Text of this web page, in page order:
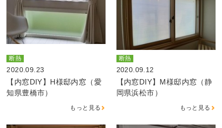
断熱
2020.09.23
【内窓DIY】H様邸内窓（愛
知県豊橋市）
もっと見る
断熱
2020.09.12
【内窓DIY】M様邸内窓（静
岡県浜松市）
もっと見る